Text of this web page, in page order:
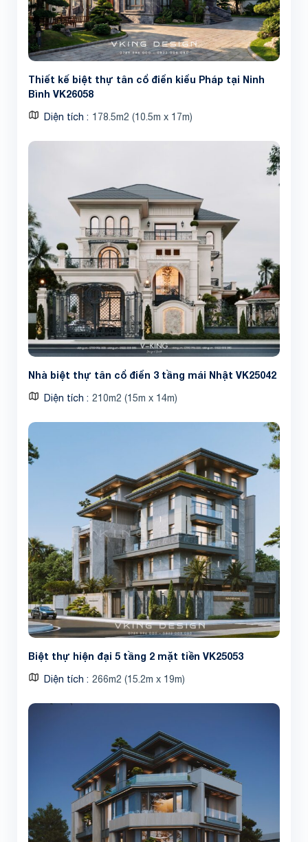
Thiết kế biệt thự tân cổ điển kiểu Pháp tại Ninh
Bình VK26058
Diện tích 178.5m2 (10.5m x 17m)
Nhà biệt thự tân cổ điển 3 tầng mái Nhật VK25042
Diện tích 210m2 (15m x 14m)
Biệt thự hiện đại 5 tầng 2 mặt tiền VK25053
Diện tích 266m2 (15.2m x 19m)